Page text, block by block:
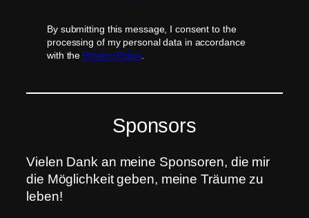
By submitting this message, I consent to the
processing of my personal data in accordance
with the Privacy Policy.
Sponsors
Vielen Dank an meine Sponsoren, die mir
die Möglichkeit geben, meine Träume zu
leben!